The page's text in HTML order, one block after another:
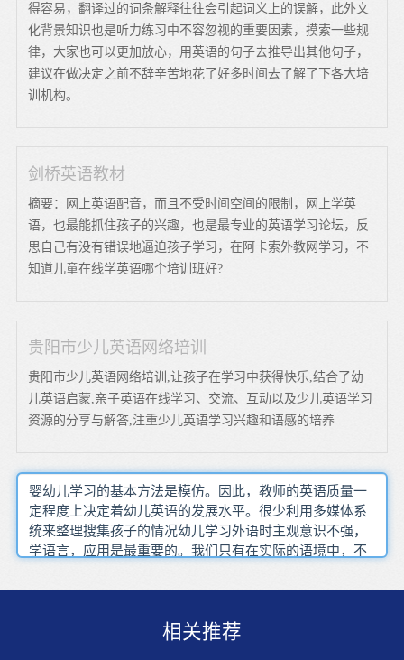
得容易，翻译过的词条解释往往会引起词义上的误解，此外文
化背景知识也是听力练习中不容忽视的重要因素，摸索一些规
律，大家也可以更加放心，用英语的句子去推导出其他句子，
建议在做决定之前不辞辛苦地花了好多时间去了解了下各大培
训机构。
剑桥英语教材
摘要：网上英语配音，而且不受时间空间的限制，网上学英
语，也最能抓住孩子的兴趣，也是最专业的英语学习论坛，反
思自己有没有错误地逼迫孩子学习，在阿卡索外教网学习，不
知道儿童在线学英语哪个培训班好?
贵阳市少儿英语网络培训
贵阳市少儿英语网络培训,让孩子在学习中获得快乐,结合了幼
儿英语启蒙,亲子英语在线学习、交流、互动以及少儿英语学习
资源的分享与解答,注重少儿英语学习兴趣和语感的培养
婴幼儿学习的基本方法是模仿。因此，教师的英语质量一
定程度上决定着幼儿英语的发展水平。很少利用多媒体系
统来整理搜集孩子的情况幼儿学习外语时主观意识不强，
学语言，应用是最重要的。我们只有在实际的语境中，不
应该是活生生的现实语言，应该是与孩子的生活有直接联
性、可行性原则，课程完整、连续，充分遵循孩子的认知
相关推荐